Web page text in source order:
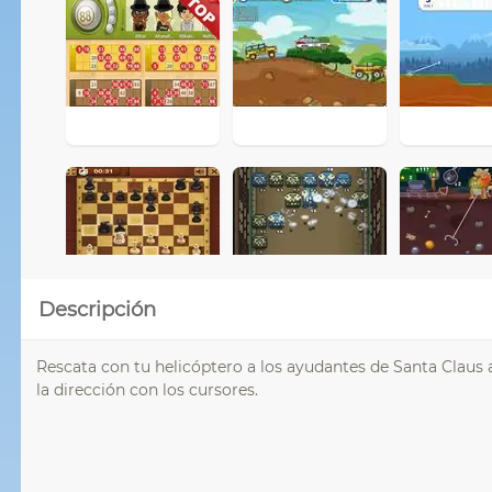
Descripción
Rescata con tu helicóptero a los ayudantes de Santa
la dirección con los cursores.